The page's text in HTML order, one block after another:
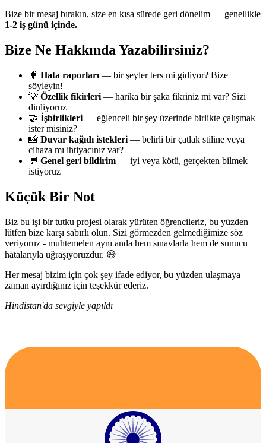
Bize bir mesaj bırakın, size en kısa sürede geri dönelim — genellikle
1-2 iş günü içinde.
Bize Ne Hakkında Yazabilirsiniz?
🐛 Hata raporları — bir şeyler ters mi gidiyor? Bize
söyleyin!
💡 Özellik fikirleri — harika bir şaka fikriniz mi var? Sizi
dinliyoruz
🤝 İşbirlikleri — eğlenceli bir şey üzerinde birlikte çalışmak
ister misiniz?
📸 Duvar kağıdı istekleri — belirli bir çatlak stiline veya
cihaza mı ihtiyacınız var?
💬 Genel geri bildirim — iyi veya kötü, gerçekten bilmek
istiyoruz
Küçük Bir Not
Biz bu işi bir tutku projesi olarak yürüten öğrencileriz, bu yüzden
lütfen bize karşı sabırlı olun. Sizi görmezden gelmediğimize söz
veriyoruz - muhtemelen aynı anda hem sınavlarla hem de sunucu
hatalarıyla uğraşıyoruzdur. 😅
Her mesaj bizim için çok şey ifade ediyor, bu yüzden ulaşmaya
zaman ayırdığınız için teşekkür ederiz.
Hindistan'da sevgiyle yapıldı